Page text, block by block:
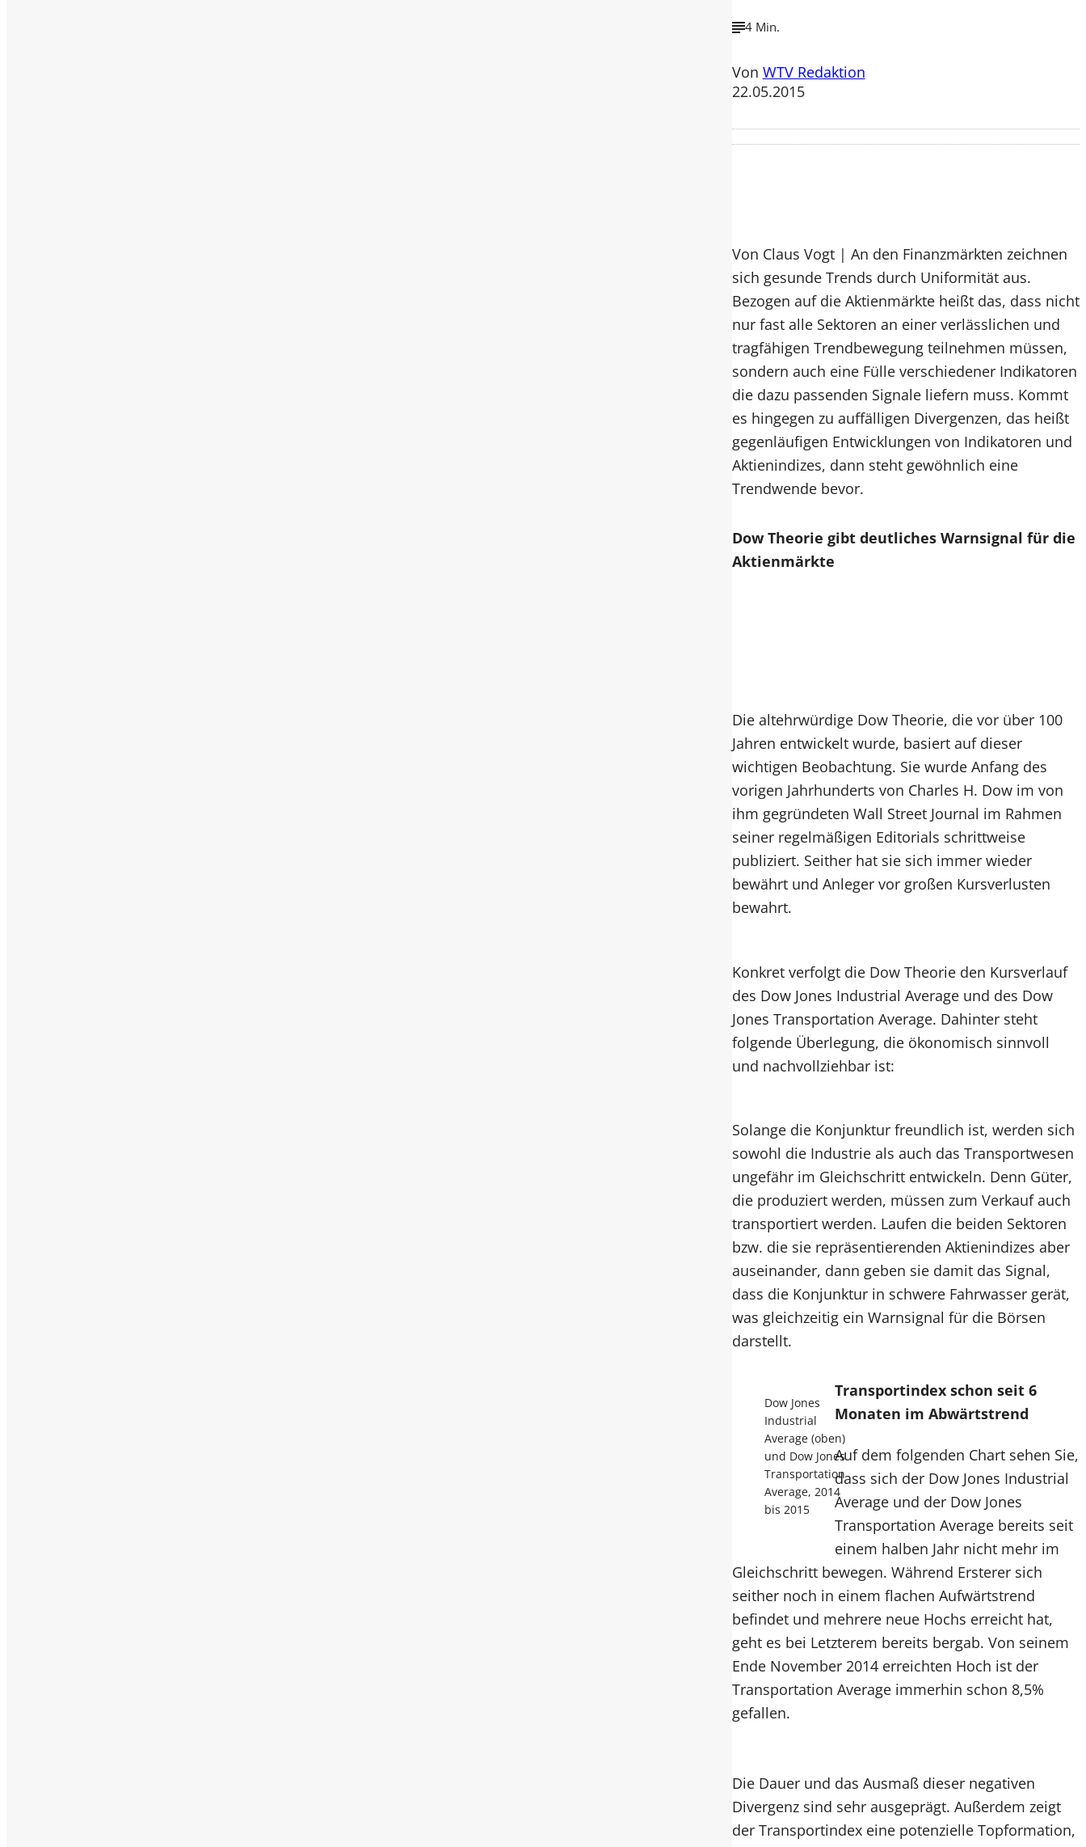
4 Min.
Von WTV Redaktion
22.05.2015
Von Claus Vogt | An den Finanzmärkten zeichnen
sich gesunde Trends durch Uniformität aus.
Bezogen auf die Aktienmärkte heißt das, dass nicht
nur fast alle Sektoren an einer verlässlichen und
tragfähigen Trendbewegung teilnehmen müssen,
sondern auch eine Fülle verschiedener Indikatoren
die dazu passenden Signale liefern muss. Kommt
es hingegen zu auffälligen Divergenzen, das heißt
gegenläufigen Entwicklungen von Indikatoren und
Aktienindizes, dann steht gewöhnlich eine
Trendwende bevor.
Dow Theorie gibt deutliches Warnsignal für die
Aktienmärkte
Die altehrwürdige Dow Theorie, die vor über 100
Jahren entwickelt wurde, basiert auf dieser
wichtigen Beobachtung. Sie wurde Anfang des
vorigen Jahrhunderts von Charles H. Dow im von
ihm gegründeten Wall Street Journal im Rahmen
seiner regelmäßigen Editorials schrittweise
publiziert. Seither hat sie sich immer wieder
bewährt und Anleger vor großen Kursverlusten
bewahrt.
Konkret verfolgt die Dow Theorie den Kursverlauf
des Dow Jones Industrial Average und des Dow
Jones Transportation Average. Dahinter steht
folgende Überlegung, die ökonomisch sinnvoll
und nachvollziehbar ist:
Solange die Konjunktur freundlich ist, werden sich
sowohl die Industrie als auch das Transportwesen
ungefähr im Gleichschritt entwickeln. Denn Güter,
die produziert werden, müssen zum Verkauf auch
transportiert werden. Laufen die beiden Sektoren
bzw. die sie repräsentierenden Aktienindizes aber
auseinander, dann geben sie damit das Signal,
dass die Konjunktur in schwere Fahrwasser gerät,
was gleichzeitig ein Warnsignal für die Börsen
darstellt.
Dow Jones
Industrial
Average (oben)
und Dow Jones
Transportation
Average, 2014
bis 2015
Transportindex schon seit 6
Monaten im Abwärtstrend
Auf dem folgenden Chart sehen Sie,
dass sich der Dow Jones Industrial
Average und der Dow Jones
Transportation Average bereits seit
einem halben Jahr nicht mehr im
Gleichschritt bewegen. Während Ersterer sich
seither noch in einem flachen Aufwärtstrend
befindet und mehrere neue Hochs erreicht hat,
geht es bei Letzterem bereits bergab. Von seinem
Ende November 2014 erreichten Hoch ist der
Transportation Average immerhin schon 8,5%
gefallen.
Die Dauer und das Ausmaß dieser negativen
Divergenz sind sehr ausgeprägt. Außerdem zeigt
der Transportindex eine potenzielle Topformation,